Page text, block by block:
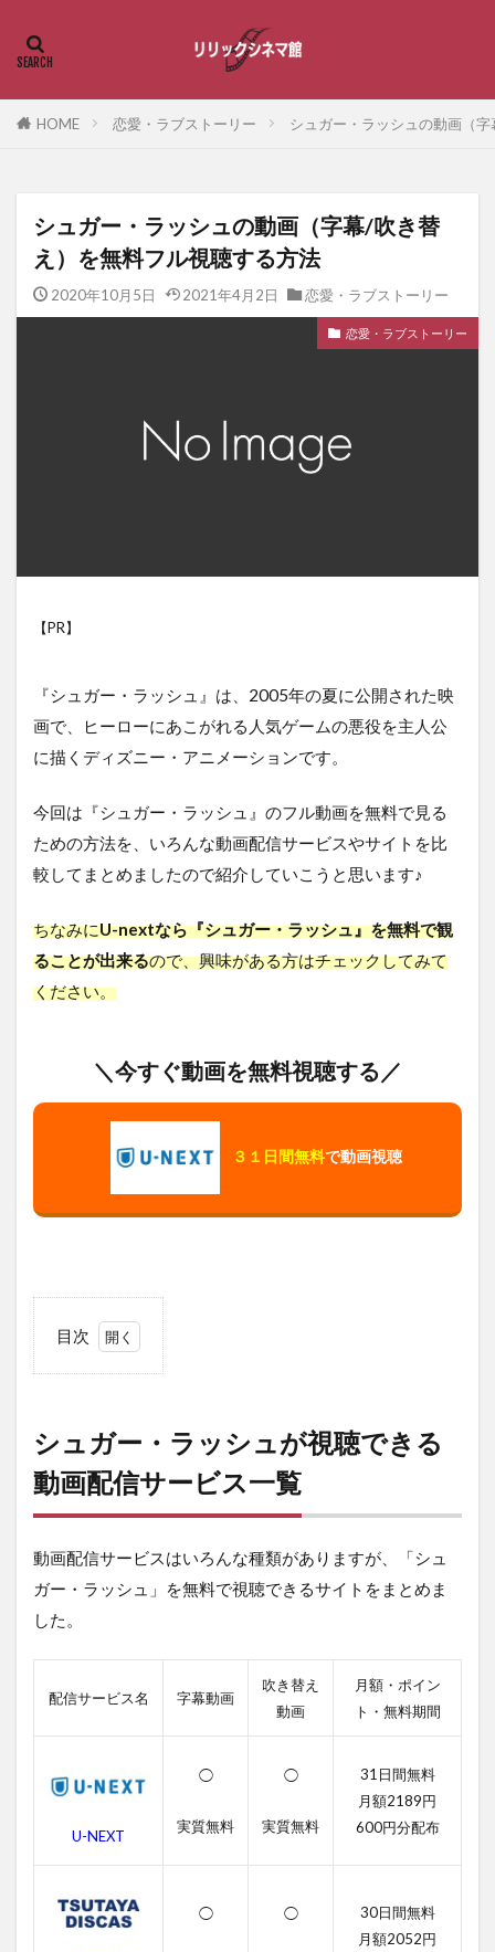
HOME 恋愛・ラブストーリー シュガー・ラッシュの動画（
シュガー・ラッシュの動画（字幕/吹き替
え）を無料フル視聴する方法
2020年10月5日 2021年4月2日 恋愛・ラブストーリー
恋愛・ラブストーリー
【PR】
『シュガー・ラッシュ』は、2005年の夏に公開された映
画で、ヒーローにあこがれる人気ゲームの悪役を主人公
に描くディズニー・アニメーションです。
今回は『シュガー・ラッシュ』のフル動画を無料で見る
ための方法を、いろんな動画配信サービスやサイトを比
較してまとめましたので紹介していこうと思います♪
ちなみにU-nextなら『シュガー・ラッシュ』を無料で観
ることが出来るので、興味がある方はチェックしてみて
ください。
＼今すぐ動画を無料視聴する／
３１日間無料で動画視聴
目次
ラッ
シュ
が視
聴で
動画
ビス
シュ
シュ
料動
覧
2.1
シュ
シュガー・ラッシュが視聴できる
動画配信サービス一覧
動画配信サービスはいろんな種類がありますが、「シュ
ガー・ラッシュ」を無料で視聴できるサイトをまとめま
した。
配信サービス名 字幕動画
吹き替え
動画
月額・ポイン
ト・無料期間
U-NEXT
◯
実質無料
◯
実質無料
31日間無料
月額2189円
600円分配布
◯ ◯
30日間無料
月額2052円